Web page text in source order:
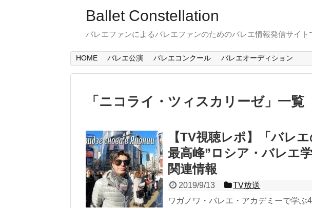
Ballet Constellation
バレエファンによるバレエファンのためのバレエ情報発信サイト
HOME バレエ公演 バレエコンクール バレエオーディション
「 ニコライ・ツィスカリーゼ」 一覧
【TV視聴レポ】「バレ
最高峰”ロシア・バレエ
関連情報
2019/9/13
TV放送
ワガノワ・バレエ・アカデミーで学ぶ